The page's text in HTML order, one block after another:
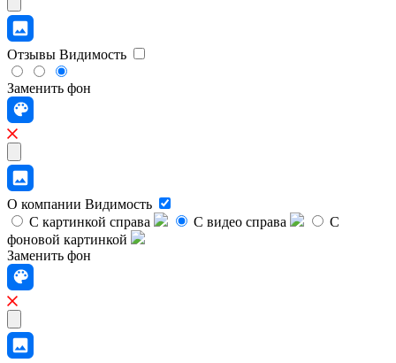
Отзывы Видимость
Заменить фон
О компании Видимость
С картинкой справа
С видео справа
С
фоновой картинкой
Заменить фон